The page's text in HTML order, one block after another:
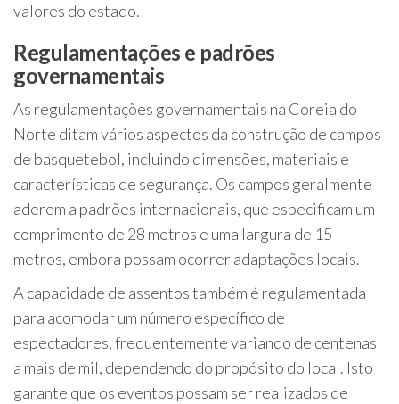
valores do estado.
Regulamentações e padrões
governamentais
As regulamentações governamentais na Coreia do
Norte ditam vários aspectos da construção de campos
de basquetebol, incluindo dimensões, materiais e
características de segurança. Os campos geralmente
aderem a padrões internacionais, que especificam um
comprimento de 28 metros e uma largura de 15
metros, embora possam ocorrer adaptações locais.
A capacidade de assentos também é regulamentada
para acomodar um número específico de
espectadores, frequentemente variando de centenas
a mais de mil, dependendo do propósito do local. Isto
garante que os eventos possam ser realizados de